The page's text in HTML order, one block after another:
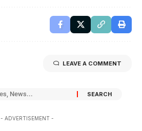
LEAVE A COMMENT
- ADVERTISEMENT -